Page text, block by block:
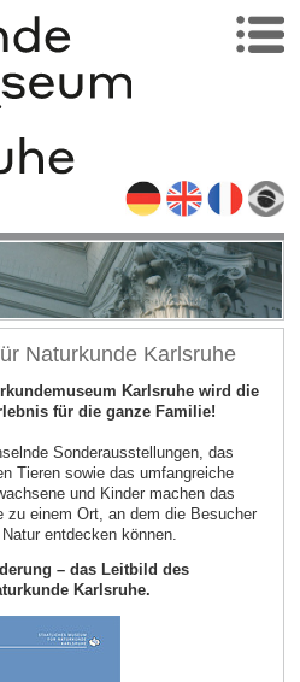
Naturkunde Karlsruhe
Karlsruhe wird die
für die ganze Familie!
Sonderausstellungen, das
Tieren sowie das umfangreiche
und Kinder machen das
zu einem Ort, an dem die Besucher
entdecken können.
– das Leitbild des
Karlsruhe.